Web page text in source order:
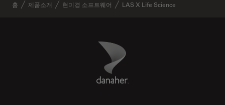
홈 제품소개 현미경 소프트웨어 LAS X Life Science
Danaher Logo